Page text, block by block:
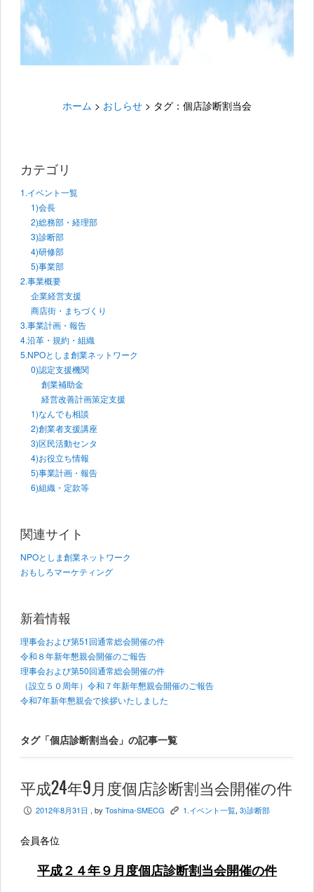
ホーム > おしらせ > タグ：個店診断割当会
カテゴリ
1.イベント一覧
1)会長
2)総務部・経理部
3)診断部
4)研修部
5)事業部
2.事業概要
企業経営支援
商店街・まちづくり
3.事業計画・報告
4.沿革・規約・組織
5.NPOとしま創業ネットワーク
0)認定支援機関
創業補助金
経営改善計画策定支援
1)なんでも相談
2)創業者支援講座
3)区民活動センタ
4)お役立ち情報
5)事業計画・報告
6)組織・定款等
関連サイト
NPOとしま創業ネットワーク
おもしろマーケティング
新着情報
理事会および第51回通常総会開催の件
令和８年新年懇親会開催のご報告
理事会および第50回通常総会開催の件
（設立５０周年）令和７年新年懇親会開催のご報告
令和7年新年懇親会で挨拶いたしました
タグ「個店診断割当会」の記事一覧
平成24年9月度個店診断割当会開催の件
P 2012年8月31日 , by Toshima-SMECG K 1.イベント一覧, 3)診断部
会員各位
平成２４年９月度個店診断割当会開催の件